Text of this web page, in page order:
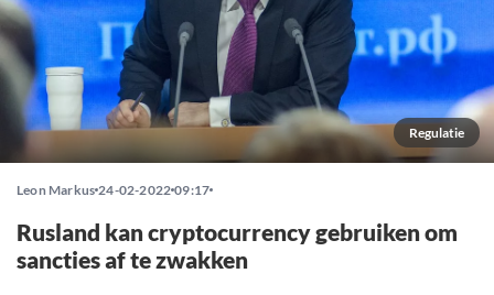
Regulatie
Leon Markus 24-02-2022 09:17
Rusland kan cryptocurrency gebruiken om
sancties af te zwakken